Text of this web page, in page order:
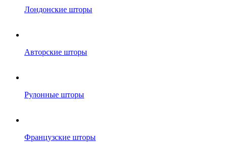
Лондонские шторы
Авторские шторы
Рулонные шторы
Французские шторы